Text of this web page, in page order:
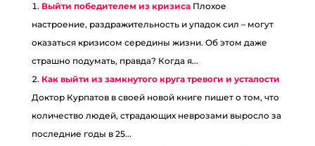
Выйти победителем из кризиса Плохое
настроение, раздражительность и упадок сил – могут
оказаться кризисом середины жизни. Об этом даже
страшно подумать, правда? Когда я...
Как выйти из замкнутого круга тревоги и усталости
Доктор Курпатов в своей новой книге пишет о том, что
количество людей, страдающих неврозами выросло за
последние годы в 25...